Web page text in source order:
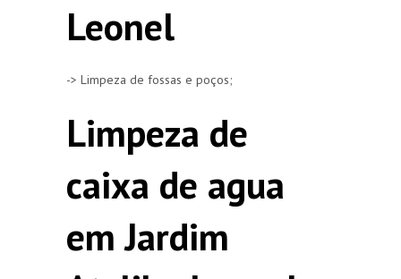
Leonel
-> Limpeza de fossas e poços;
Limpeza de
caixa de agua
em Jardim